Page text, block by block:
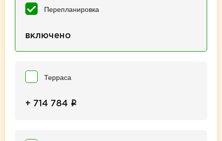
Перепланировка
включено
Терраса
+ 714 784 i